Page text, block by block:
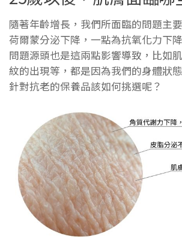
隨著年齡增長，我們所面臨的問題主
荷爾蒙分泌下降，一點為抗氧化力下
問題源頭也是這兩點影響導致，比如
紋的出現等，都是因為我們的身體狀
針對抗老的保養品該如何挑選呢？